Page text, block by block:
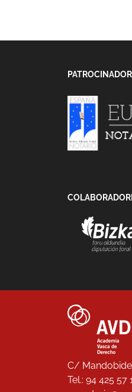
C/ Mandobide
Tel.: 94 425